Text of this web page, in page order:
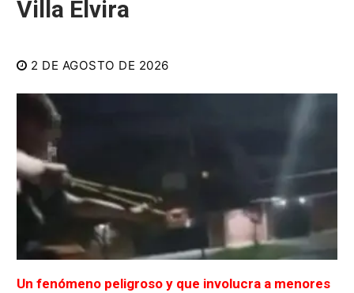
Villa Elvira
2 DE AGOSTO DE 2026
Un fenómeno peligroso y que involucra a menores